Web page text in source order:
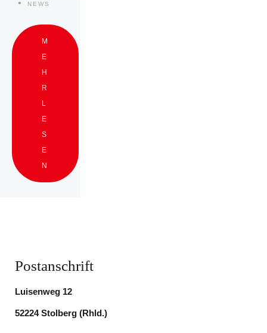
NEWS
M
E
H
R
L
E
S
E
N
Postanschrift
Luisenweg 12
52224 Stolberg (Rhld.) ​